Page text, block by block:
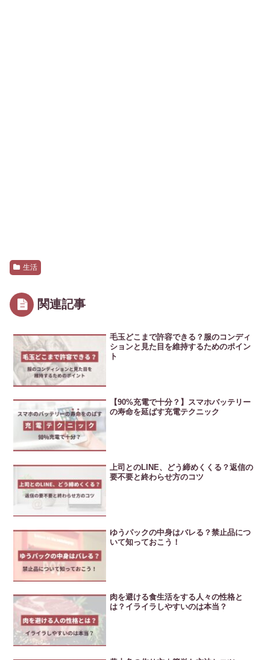
生活
関連記事
毛玉どこまで許容できる？服のコンディ
ションと見た目を維持するためのポイン
ト
【90%充電で十分？】スマホバッテリー
の寿命を延ばす充電テクニック
上司とのLINE、どう締めくくる？返信の
要不要と終わらせ方のコツ
ゆうパックの中身はバレる？禁止品につ
いて知っておこう！
肉を避ける食生活をする人々の性格と
は？イライラしやすいのは本当？